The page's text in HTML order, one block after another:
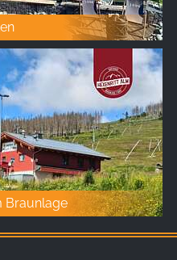
Braunlage
olarak bilgi toplar. Bu
web sitemizi nasıl
yardımcı olur.